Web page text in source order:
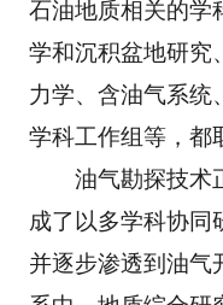
石油地质相关的学
学和沉积盆地研究
力学、含油气系统
学科工作组等，都
油气勘探技术正
成了以多学科协同
并逐步渗透到油气